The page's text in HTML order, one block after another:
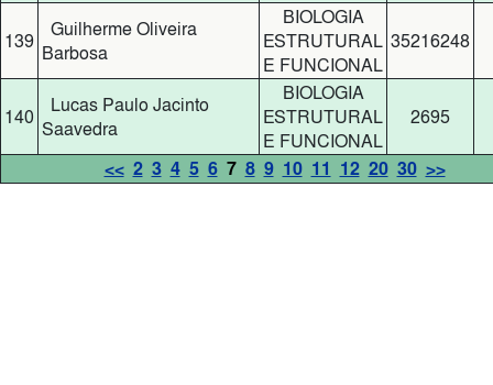
139
Guilherme Oliveira
Barbosa
BIOLOGIA
ESTRUTURAL
E FUNCIONAL
35216248
140
Lucas Paulo Jacinto
Saavedra
BIOLOGIA
ESTRUTURAL
E FUNCIONAL
2695
<< 2 3 4 5 6 7 8 9 10 11 12 20 30 >>